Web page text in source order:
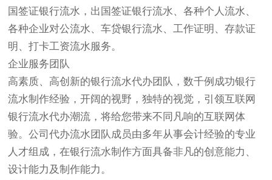
国签证银行流水，出国签证银行流水、各种个人流水、
各种企业对公流水、车贷银行流水、工作证明、存款证
明、打卡工资流水服务。
企业服务团队
高素质、高创新的银行流水代办团队，数千例成功银行
流水制作经验，开阔的视野，独特的视觉，引领互联网
银行流水代办潮流，将给您带来不同凡响的互联网体
验。公司代办流水团队成员由多年从事会计经验的专业
人才组成，在银行流水制作方面具备非凡的创意能力、
设计能力及制作能力。